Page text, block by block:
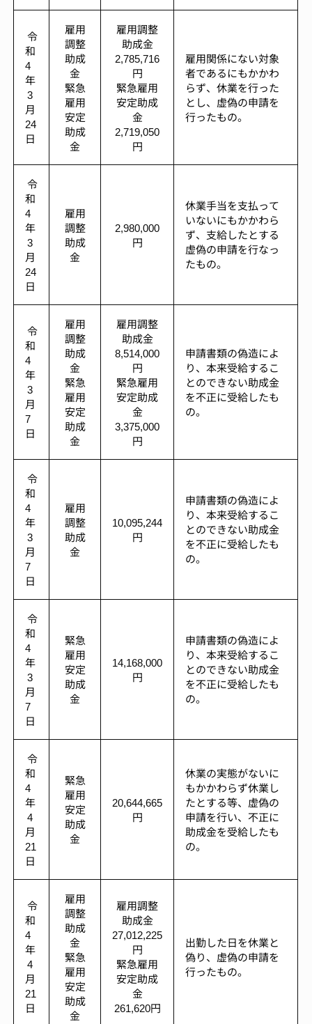
令
和
4
年
3
月
24
日
雇用
調整
助成
金
緊急
雇用
安定
助成
金
雇用調整
助成金
2,785,716
円
緊急雇用
安定助成
金
2,719,050
円
雇用関係にない対象
者であるにもかかわ
らず、休業を行った
とし、虚偽の申請を
行ったもの。
令
和
4
年
3
月
24
日
雇用
調整
助成
金
2,980,000
円
休業手当を支払って
いないにもかかわら
ず、支給したとする
虚偽の申請を行なっ
たもの。
令
和
4
年
3
月
7
日
雇用
調整
助成
金
緊急
雇用
安定
助成
金
雇用調整
助成金
8,514,000
円
緊急雇用
安定助成
金
3,375,000
円
申請書類の偽造によ
り、本来受給するこ
とのできない助成金
を不正に受給したも
の。
令
和
4
年
3
月
7
日
雇用
調整
助成
金
10,095,244
円
申請書類の偽造によ
り、本来受給するこ
とのできない助成金
を不正に受給したも
の。
令
和
4
年
3
月
7
日
緊急
雇用
安定
助成
金
14,168,000
円
申請書類の偽造によ
り、本来受給するこ
とのできない助成金
を不正に受給したも
の。
令
和
4
年
4
月
21
日
緊急
雇用
安定
助成
金
20,644,665
円
休業の実態がないに
もかかわらず休業し
たとする等、虚偽の
申請を行い、不正に
助成金を受給したも
の。
令
和
4
年
4
月
21
日
雇用
調整
助成
金
緊急
雇用
安定
助成
金
雇用調整
助成金
27,012,225
円
緊急雇用
安定助成
金
261,620円
出勤した日を休業と
偽り、虚偽の申請を
行ったもの。